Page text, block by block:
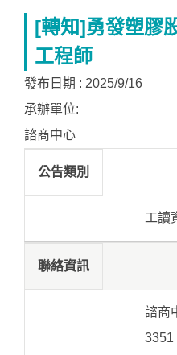
[轉知]勇發塑膠
工程師
發布日期 : 2025/9/16
承辦單位:
諮商中心
公告類別
工讀
聯絡資訊
諮商
3351